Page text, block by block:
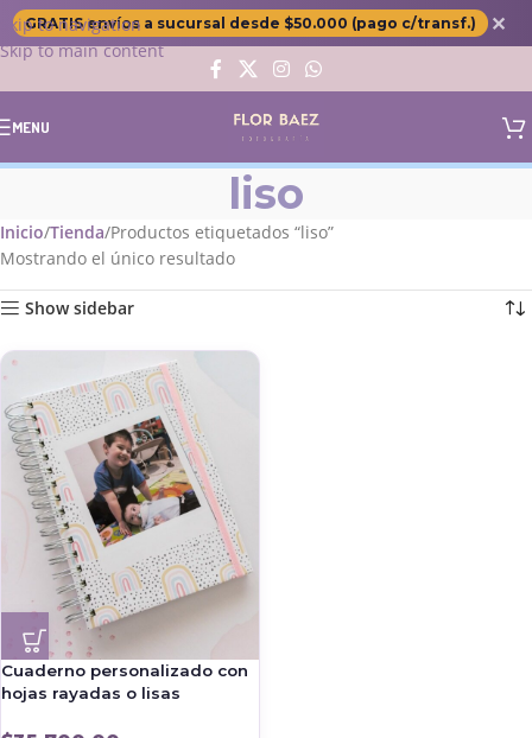
Skip to navigation
Skip to main content
GRATIS envíos a sucursal desde $50.000 (pago c/transf.) ✕
MENU
liso
Inicio Tienda Productos etiquetados “liso”
Mostrando el único resultado
Show sidebar
Cuaderno personalizado con
hojas rayadas o lisas